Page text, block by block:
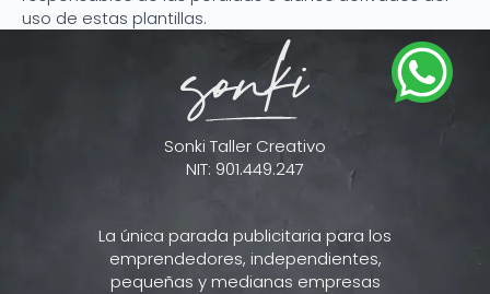
uso de estas plantillas.
Sonki Taller Creativo
NIT: 901.449.247
La única parada publicitaria para los
emprendedores, independientes,
pequeñas y medianas empresas